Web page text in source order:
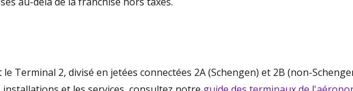
Terminal 2, divisé en jetées connectées 2A (Schengen) et 2B (non-